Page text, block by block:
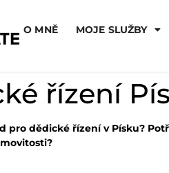
O MNĚ MOJE SLUŽBY
řízení
pro dědické řízení v Písku?